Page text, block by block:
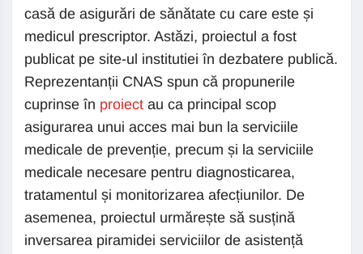
casă de asigurări de sănătate cu care este și
medicul prescriptor. Astăzi, proiectul a fost
publicat pe site-ul institutiei în dezbatere publică.
Reprezentanții CNAS spun că propunerile
cuprinse în proiect au ca principal scop
asigurarea unui acces mai bun la serviciile
medicale de prevenție, precum și la serviciile
medicale necesare pentru diagnosticarea,
tratamentul și monitorizarea afecțiunilor. De
asemenea, proiectul urmărește să susțină
inversarea piramidei serviciilor de asistență